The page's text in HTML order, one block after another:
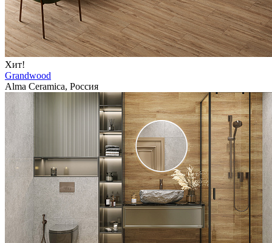
Хит!
Grandwood
Alma Ceramica, Россия